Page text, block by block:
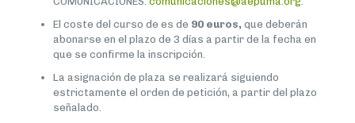
El coste del curso de es de 90 euros, que deberán
abonarse en el plazo de 3 días a partir de la fecha en
que se confirme la inscripción.
La asignación de plaza se realizará siguiendo
estrictamente el orden de petición, a partir del plazo
señalado.